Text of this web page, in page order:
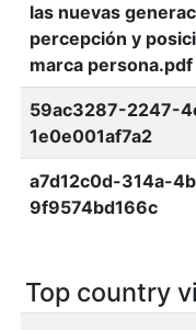
las nuevas
percepción y
marca persona.pdf
59ac3287-2247-
1e0e001af7a2
a7d12c0d-314a-
9f9574bd166c
Top country